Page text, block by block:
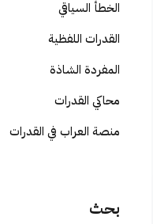
الخطأ السياقي
القدرات اللفظية
المفردة الشاذة
محاكي القدرات
منصة العراب في القدرات
بحث